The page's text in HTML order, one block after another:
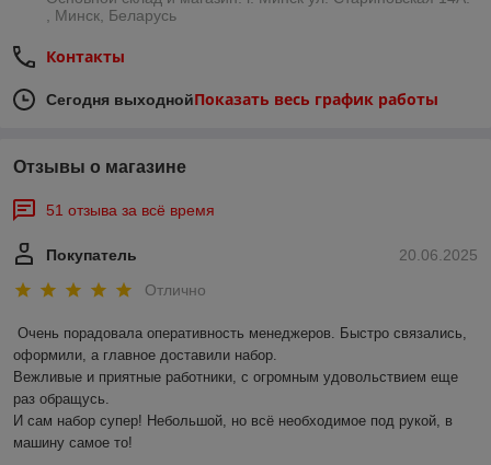
, Минск, Беларусь
Контакты
Сегодня выходнойПоказать весь график работы
Отзывы о магазине
51 отзыва за всё время
20.06.2025
Покупатель
Отлично
Очень порадовала оперативность менеджеров. Быстро связались,
оформили, а главное доставили набор.
Вежливые и приятные работники, с огромным удовольствием еще
раз обращусь.
И сам набор супер! Небольшой, но всё необходимое под рукой, в
машину самое то!